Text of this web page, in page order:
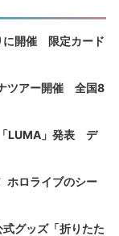
に開催 限定カード
ツアー開催 全国8
LUMA」発表 デ
ホロライブのシー
グッズ「折りたた